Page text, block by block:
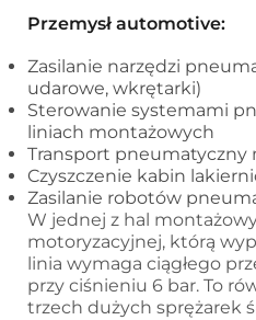
Przemysł automotive:
Zasilanie narzędzi
udarowe, wkrętarki)
Sterowanie systemami
liniach montażowych
Transport pneumatyczny
Czyszczenie kabin
Zasilanie robotów
W jednej z hal
motoryzacyjnej, którą
linia wymaga ciągłego
przy ciśnieniu 6 bar. To
trzech dużych sprężarek